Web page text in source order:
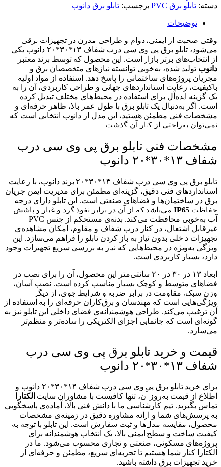
دسته: تابلو برق PVC برچسب: تابلو برق دانوب
توضیحات
وقتی صحبت از ایمنی، دوام و طراحی مدرن در تجهیزات برقی
می‌شود، تابلو برق پی وی سی درب شفاف ۱۳*۳۰*۲۰ دانوب یکی
از انتخاب‌های برتر بازار است. این محصول که توسط برند معتبر
دانوب تولید شده، به‌خوبی توانسته نیازهای متخصصان برق و
مجریان پروژه‌های ساختمانی را پاسخ دهد. استفاده از مواد اولیه
باکیفیت، رعایت استانداردهای جهانی و طراحی کاربردی، آن را به
یک گزینه ایده‌آل برای استفاده در محیط‌های مختلف تبدیل کرده
است. اگر به‌دنبال یک تابلو برق با طول عمر بالا، ظاهر حرفه‌ای و
مشخصات فنی مطمئن هستید، این مدل از دانوب انتخابی است که
نمی‌توان به‌راحتی از کنار آن گذشت.
مشخصات فنی تابلو برق پی وی سی درب
شفاف ۱۳*۳۰*۲۰ دانوب
تابلو برق پی وی سی درب شفاف ۱۳*۳۰*۲۰ برند دانوب، با رعایت
استانداردهای فنی دقیق، گزینه‌ای مطمئن برای مدیریت ایمن جریان
برق در ساختمان‌ها و فضاهای صنعتی است. این تابلو دارای درجه
حفاظت IP65 می‌باشد که از آن در برابر نفوذ گرد و غبار و پاشش
آب به‌خوبی محافظت می‌کند. بدنه‌ی مستحکم از جنس PVC
غیرقابل اشتعال، در کنار درب شفاف و مقاوم، امکان مشاهده‌ی
تجهیزات داخلی بدون نیاز به باز کردن تابلو را فراهم می‌سازد. این
ویژگی به‌ویژه در محیط‌هایی که نیاز به بررسی سریع تجهیزات وجود
دارد، بسیار کاربردی است.
ابعاد ۱۳ در ۳۰ در ۲۰ سانتی‌متر این محصول، آن را برای نصب در
فضاهای متوسط و کوچک بسیار مناسب کرده است. نصب آسان،
وزن سبک، مقاومت در برابر ضربه و شرایط جوی، از دیگر
ویژگی‌هایی است که مهندسان و برق‌کاران حرفه‌ای را به استفاده از
آن ترغیب می‌کند. طراحی هوشمندانه‌ی فضای داخلی این تابلو نیز به
گونه‌ای است که جانمایی اجزای الکتریکی را ساده‌تر و منظم‌تر
می‌سازد.
قیمت و خرید تابلو برق پی وی سی درب
شفاف ۱۳*۳۰*۲۰ دانوب
برای خرید تابلو برق پی وی سی درب شفاف ۱۳*۳۰*۲۰ دانوب و
اطلاع از قیمت به‌روز آن، تنها کافیست با مشاوران سایت الکتارا
تماس بگیرید. تیم کارشناسی ما با دانش فنی بالا، آماده‌ی پاسخگویی
به پرسش‌های شما و ارائه مشاوره دقیق در زمینه‌ی مشخصات
محصول، مقایسه مدل‌ها و ثبت سفارش است. این تابلو با توجه به
کیفیت ساخت و سطح ایمنی بالا، یک انتخاب هوشمندانه برای
پروژه‌های مسکونی، صنعتی و تجاری محسوب می‌شود. ما در
الکتارا کنار شما هستیم تا تجربه‌ای سریع، مطمئن و حرفه‌ای از
خرید تجهیزات برق داشته باشید.